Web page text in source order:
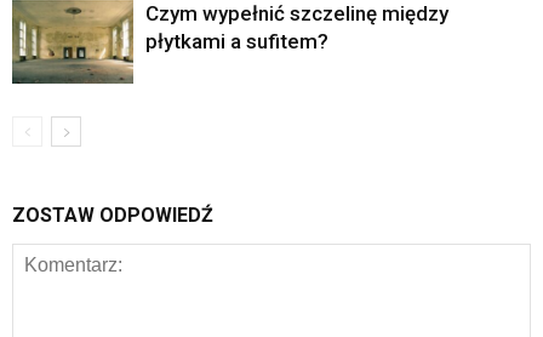
Czym wypełnić szczelinę między
płytkami a sufitem?
ZOSTAW ODPOWIEDŹ